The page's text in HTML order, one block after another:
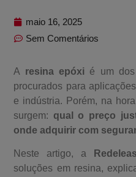
maio 16, 2025
Sem Comentários
A resina epóxi é um
procurados para
e indústria. Porém, na
surgem: qual o preço
onde adquirir com
Neste artigo, a
soluções em resina,